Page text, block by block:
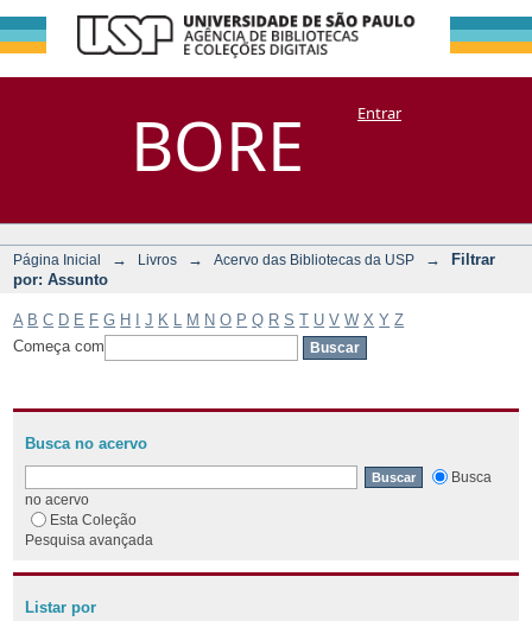
BORE
Filtrar por:
Assunto
DSpace/Manakin + CoriscoEntrar
Página Inicial → Livros → Acervo das Bibliotecas da USP →
Filtrar
por: Assunto
A B C D E F G H J K M N O P Q R S T U V W X Y Z
Começa com
Busca no acervo
Busca
no acervo
Esta Coleção
Pesquisa avançada
Listar por